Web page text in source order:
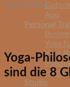
App
Personal
Yoga
Yoga
Studio
Julia Zohren
Yoga-
sind die 8